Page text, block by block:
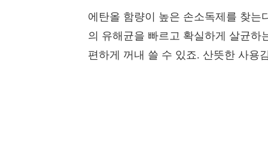
에탄올 함량이 높은 손소독제를 찾는
의 유해균을 빠르고 확실하게 살균하
편하게 꺼내 쓸 수 있죠. 산뜻한 사용